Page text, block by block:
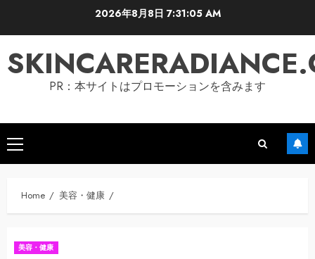
2026年8月8日 7:31:06 AM
PR：本サイトはプロモーションを含みます
Primary
Menu
Home 美容・健康
美容・健康